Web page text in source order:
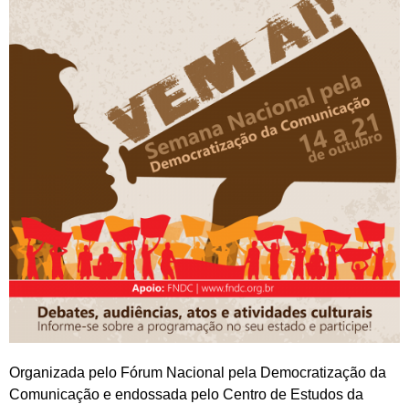
Organizada pelo Fórum Nacional pela Democratização da
Comunicação e endossada pelo Centro de Estudos da